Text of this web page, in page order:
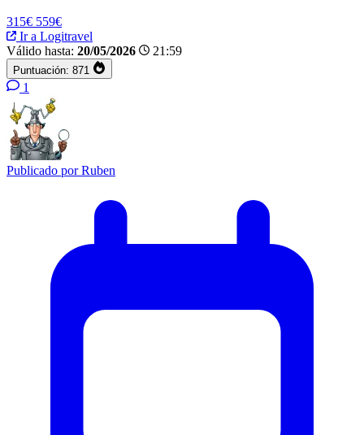
315€ 559€
Ir a Logitravel
Válido hasta: 20/05/2026 21:59
Puntuación: 871
1
Publicado porRuben